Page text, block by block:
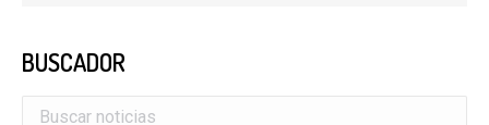
BUSCADOR